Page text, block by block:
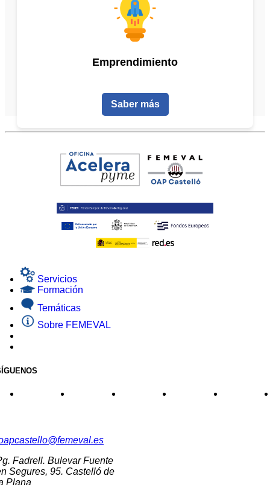
Emprendimiento
Saber más
Servicios
Formación
Temáticas
Sobre FEMEVAL
Fadrell. Bulevar Fuente
Segures, 95. Castelló de
Plana